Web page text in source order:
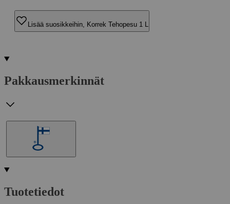
Lisää suosikkeihin, Korrek Tehopesu 1 L
Pakkausmerkinnät
Tuotetiedot